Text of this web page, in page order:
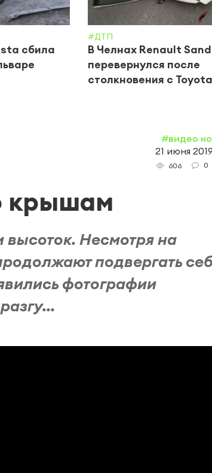
сбила
#ДТП
В Челнах Renault
перевернулся после
столкновения с Toyota
#видео
21 июня
606 0
крышам
Несмотря на
подвергать
фотографии